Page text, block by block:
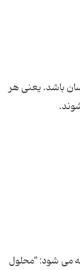
باشد. یعنی هر
می شود: "محلول